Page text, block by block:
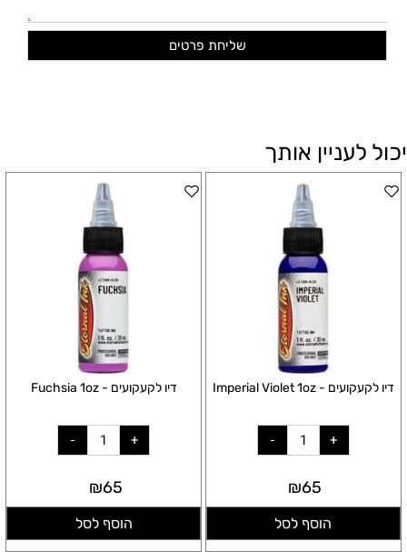
יכול לעניין אותך
דיו לקעקועים - Imperial Violet 1oz
₪65
הוסף לסל
דיו לקעקועים - Fuchsia 1oz
₪65
הוסף לסל